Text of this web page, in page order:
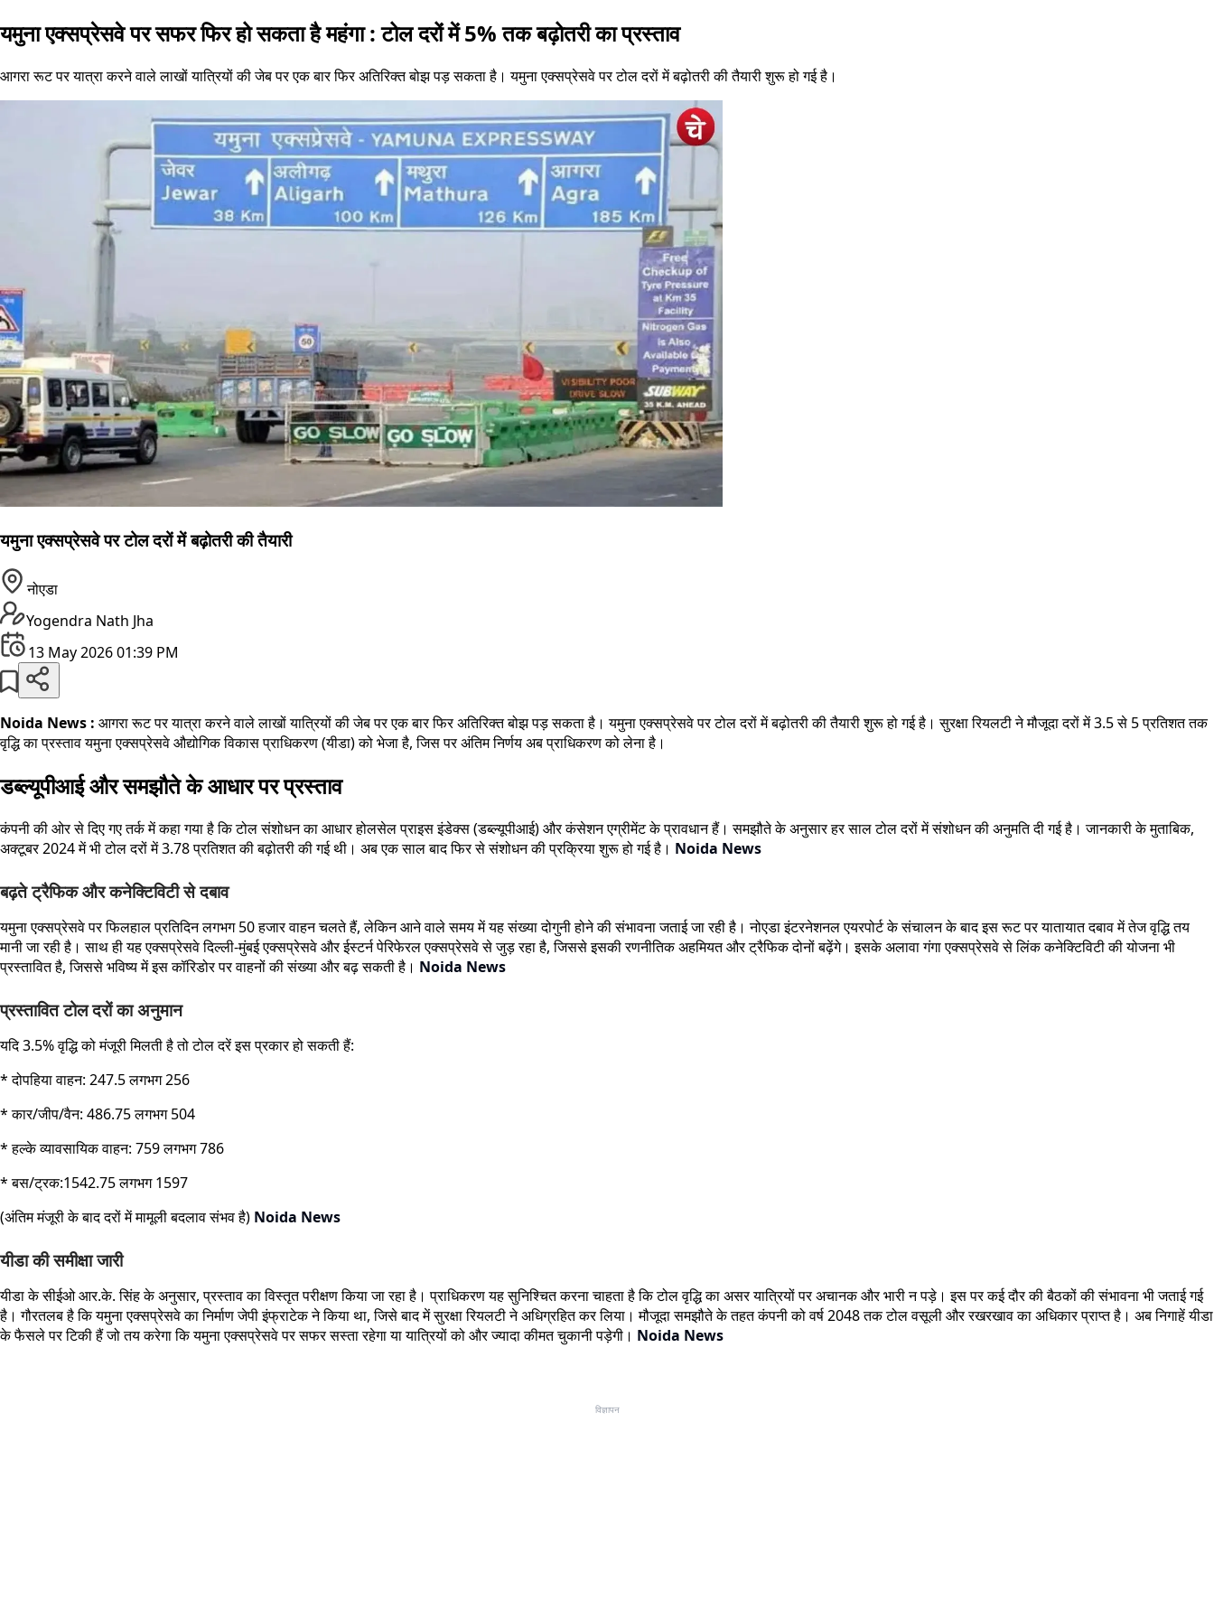
यमुना एक्सप्रेसवे पर सफर फिर हो सकता है महंगा : टोल दरों में 5% तक बढ़ोतरी का प्रस्ताव
आगरा रूट पर यात्रा करने वाले लाखों यात्रियों की जेब पर एक बार फिर अतिरिक्त बोझ पड़ सकता है। यमुना एक्सप्रेसवे पर टोल दरों में बढ़ोतरी की तैयारी शुरू हो गई है।
यमुना एक्सप्रेसवे पर टोल दरों में बढ़ोतरी की तैयारी
नोएडा
Yogendra Nath Jha
13 May 2026 01:39 PM
Noida News : आगरा रूट पर यात्रा करने वाले लाखों यात्रियों की जेब पर एक बार फिर अतिरिक्त बोझ पड़ सकता है। यमुना एक्सप्रेसवे पर टोल दरों में बढ़ोतरी की तैयारी शुरू हो गई है। सुरक्षा रियलटी ने मौजूदा दरों में 3.5 से 5 प्रतिशत तक
वृद्धि का प्रस्ताव यमुना एक्सप्रेसवे औद्योगिक विकास प्राधिकरण (यीडा) को भेजा है, जिस पर अंतिम निर्णय अब प्राधिकरण को लेना है।
डब्ल्यूपीआई और समझौते के आधार पर प्रस्ताव
कंपनी की ओर से दिए गए तर्क में कहा गया है कि टोल संशोधन का आधार होलसेल प्राइस इंडेक्स (डब्ल्यूपीआई) और कंसेशन एग्रीमेंट के प्रावधान हैं। समझौते के अनुसार हर साल टोल दरों में संशोधन की अनुमति दी गई है। जानकारी के मुताबिक,
अक्टूबर 2024 में भी टोल दरों में 3.78 प्रतिशत की बढ़ोतरी की गई थी। अब एक साल बाद फिर से संशोधन की प्रक्रिया शुरू हो गई है। Noida News
बढ़ते ट्रैफिक और कनेक्टिविटी से दबाव
यमुना एक्सप्रेसवे पर फिलहाल प्रतिदिन लगभग 50 हजार वाहन चलते हैं, लेकिन आने वाले समय में यह संख्या दोगुनी होने की संभावना जताई जा रही है। नोएडा इंटरनेशनल एयरपोर्ट के संचालन के बाद इस रूट पर यातायात दबाव में तेज वृद्धि तय
मानी जा रही है। साथ ही यह एक्सप्रेसवे दिल्ली-मुंबई एक्सप्रेसवे और ईस्टर्न पेरिफेरल एक्सप्रेसवे से जुड़ रहा है, जिससे इसकी रणनीतिक अहमियत और ट्रैफिक दोनों बढ़ेंगे। इसके अलावा गंगा एक्सप्रेसवे से लिंक कनेक्टिविटी की योजना भी
प्रस्तावित है, जिससे भविष्य में इस कॉरिडोर पर वाहनों की संख्या और बढ़ सकती है। Noida News
प्रस्तावित टोल दरों का अनुमान
यदि 3.5% वृद्धि को मंजूरी मिलती है तो टोल दरें इस प्रकार हो सकती हैं:
* दोपहिया वाहन: 247.5 लगभग 256
* कार/जीप/वैन: 486.75 लगभग 504
* हल्के व्यावसायिक वाहन: 759 लगभग 786
* बस/ट्रक:1542.75 लगभग 1597
(अंतिम मंजूरी के बाद दरों में मामूली बदलाव संभव है) Noida News
यीडा की समीक्षा जारी
यीडा के सीईओ आर.के. सिंह के अनुसार, प्रस्ताव का विस्तृत परीक्षण किया जा रहा है। प्राधिकरण यह सुनिश्चित करना चाहता है कि टोल वृद्धि का असर यात्रियों पर अचानक और भारी न पड़े। इस पर कई दौर की बैठकों की संभावना भी जताई गई
है। गौरतलब है कि यमुना एक्सप्रेसवे का निर्माण जेपी इंफ्राटेक ने किया था, जिसे बाद में सुरक्षा रियलटी ने अधिग्रहित कर लिया। मौजूदा समझौते के तहत कंपनी को वर्ष 2048 तक टोल वसूली और रखरखाव का अधिकार प्राप्त है। अब निगाहें यीडा
के फैसले पर टिकी हैं जो तय करेगा कि यमुना एक्सप्रेसवे पर सफर सस्ता रहेगा या यात्रियों को और ज्यादा कीमत चुकानी पड़ेगी। Noida News
विज्ञापन